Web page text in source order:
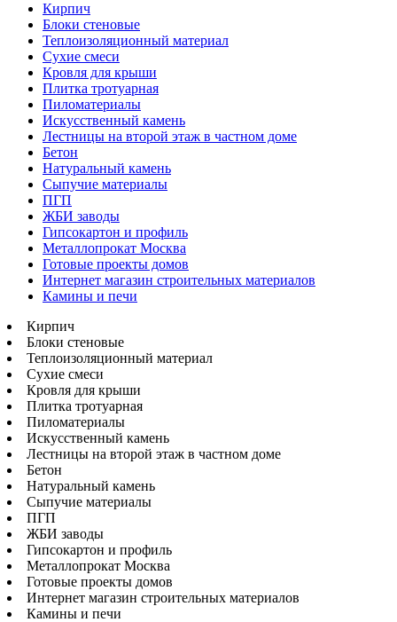
Кирпич
Блоки стеновые
Теплоизоляционный материал
Сухие смеси
Кровля для крыши
Плитка тротуарная
Пиломатериалы
Искусственный камень
Лестницы на второй этаж в частном доме
Бетон
Натуральный камень
Сыпучие материалы
ПГП
ЖБИ заводы
Гипсокартон и профиль
Металлопрокат Москва
Готовые проекты домов
Интернет магазин строительных материалов
Камины и печи
Кирпич
Блоки стеновые
Теплоизоляционный материал
Сухие смеси
Кровля для крыши
Плитка тротуарная
Пиломатериалы
Искусственный камень
Лестницы на второй этаж в частном доме
Бетон
Натуральный камень
Сыпучие материалы
ПГП
ЖБИ заводы
Гипсокартон и профиль
Металлопрокат Москва
Готовые проекты домов
Интернет магазин строительных материалов
Камины и печи